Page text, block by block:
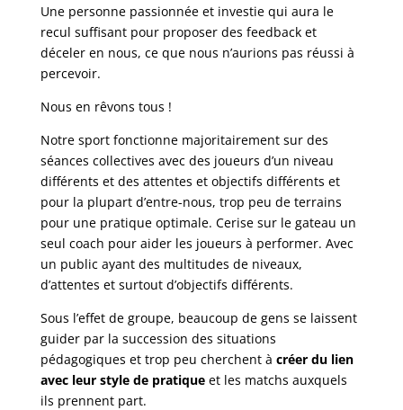
Une personne passionnée et investie qui aura le
recul suffisant pour proposer des feedback et
déceler en nous, ce que nous n’aurions pas réussi à
percevoir.
Nous en rêvons tous !
Notre sport fonctionne majoritairement sur des
séances collectives avec des joueurs d’un niveau
différents et des attentes et objectifs différents et
pour la plupart d’entre-nous, trop peu de terrains
pour une pratique optimale. Cerise sur le gateau un
seul coach pour aider les joueurs à performer. Avec
un public ayant des multitudes de niveaux,
d’attentes et surtout d’objectifs différents.
Sous l’effet de groupe, beaucoup de gens se laissent
guider par la succession des situations
pédagogiques et trop peu cherchent à créer du lien
avec leur style de pratiqueet les matchs auxquels
ils prennent part.